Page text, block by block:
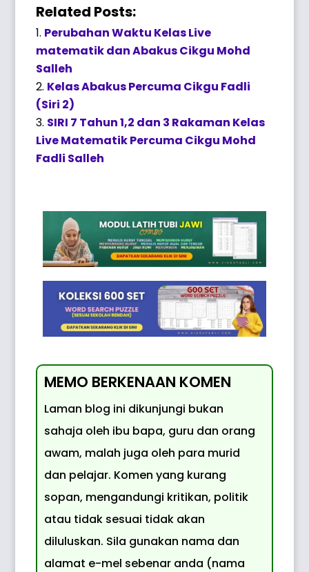
Related Posts:
Perubahan Waktu Kelas Live
matematik dan Abakus Cikgu Mohd
Salleh
Kelas Abakus Percuma Cikgu Fadli
(Siri 2)
SIRI 7 Tahun 1,2 dan 3 Rakaman Kelas
Live Matematik Percuma Cikgu Mohd
Fadli Salleh
MEMO BERKENAAN KOMEN
Laman blog ini dikunjungi bukan
sahaja oleh ibu bapa, guru dan orang
awam, malah juga oleh para murid
dan pelajar. Komen yang kurang
sopan, mengandungi kritikan, politik
atau tidak sesuai tidak akan
diluluskan. Sila gunakan nama dan
alamat e-mel sebenar anda (nama